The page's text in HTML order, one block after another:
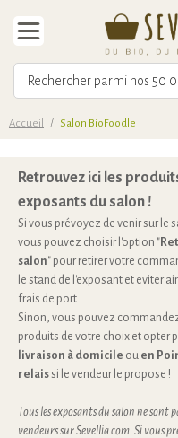
Accueil / Salon BioFoodle
Retrouvez ici les
exposants du salon !
Si vous prévoyez de venir sur le
vous pouvez choisir l'option "
salon" pour retirer votre
le stand de l'exposant et eviter
frais de port.
Sinon, vous pouvez
produits de votre choix et opter
livraison à domicile ou en
relais si le vendeur le propose !
Tous les exposants du salon ne sont
vendeurs sur Sevellia.com. Si vous